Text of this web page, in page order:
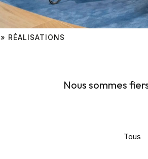
» RÉALISATIONS
Nous sommes
Tous